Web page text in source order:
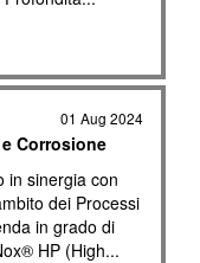
01 Aug 2024
Corrosione
in sinergia con
dei Processi
in grado di
HP (High...